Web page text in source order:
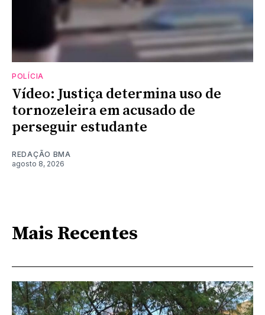
POLÍCIA
Vídeo: Justiça determina uso de
tornozeleira em acusado de
perseguir estudante
REDAÇÃO BMA
agosto 8, 2026
Mais Recentes